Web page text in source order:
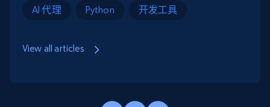
AI 代理 Python 开发工具
View all articles